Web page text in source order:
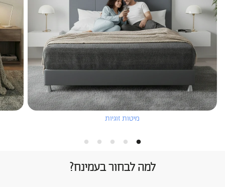
מיטות זוגיות
למה לבחור בעמינח?